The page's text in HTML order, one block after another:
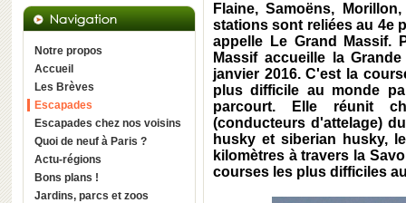
Notre propos
Accueil
Les Brèves
Escapades
Escapades chez nos voisins
Quoi de neuf à Paris ?
Actu-régions
Bons plans !
Jardins, parcs et zoos
Flaine, Samoëns,
stations sont reliées au 4e
appelle Le Grand Massif.
Massif accueille la
janvier 2016. C'est la
plus difficile au monde
parcourt. Elle réunit
(conducteurs d'attelage)
husky et siberian husky,
kilomètres à travers la
courses les plus difficiles